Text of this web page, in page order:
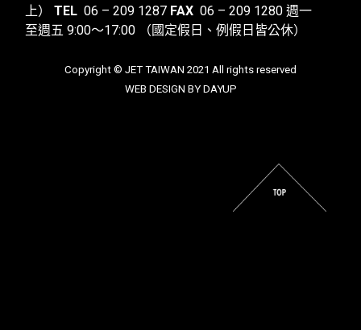
上）
TEL06 – 209 1287 FAX06 – 209 1280 週一
至週五 9:00～17:00
（國定假日、例假日皆公休）
Copyright © JET TAIWAN 2021 All rights reserved
WEB DESIGN BY DAYUP